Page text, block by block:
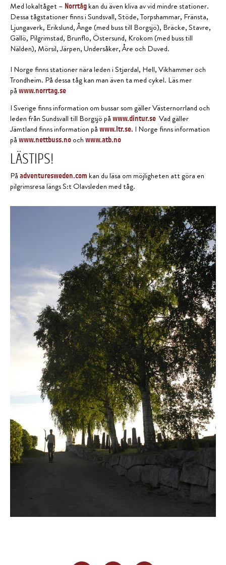
Med lokaltåget – Norrtåg kan du även kliva av vid mindre stationer.
Dessa tågstationer finns i Sundsvall, Stöde, Torpshammar, Fränsta,
Ljungaverk, Erikslund, Ånge (med buss till Borgsjö), Bräcke, Stavre,
Gällö, Pilgrimstad, Brunflo, Östersund, Krokom (med buss till
Nälden), Mörsil, Järpen, Undersåker, Åre och Duved.
I Norge finns stationer nära leden i Stjørdal, Hell, Vikhammer och
Trondheim. På dessa tåg kan man även ta med cykel. Läs mer
på www.norrtag.se
I Sverige finns information om bussar som gäller Västernorrland och
leden från Sundsvall till Borgsjö på www.dintur.se Vad gäller
Jämtland finns information på www.ltr.se. I Norge finns information
på www.nettbuss.no och www.atb.no
LÄSTIPS!
På adventuresweden.com kan du läsa om möjligheten att göra en
pilgrimsresa längs S:t Olavsleden med tåg.